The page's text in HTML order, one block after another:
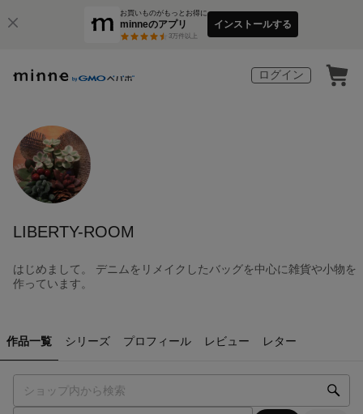
お買いものがもっとお得に
minneのアプリ
3万件以上
インストールする
ログイン
LIBERTY-ROOM
はじめまして。 デニムをリメイクしたバッグを中心に雑貨や小物を
作っています。
作品一覧 シリーズ プロフィール レビュー レター